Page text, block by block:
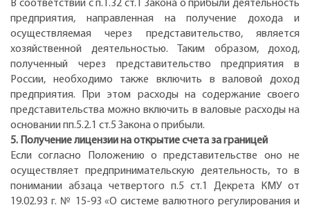
В соответствии с п.1.32 ст.1 Закона о прибыли деятельность
предприятия, направленная на получение дохода и
осуществляемая через представительство, является
хозяйственной деятельностью. Таким образом, доход,
полученный через представительство предприятия в
России, необходимо также включить в валовой доход
предприятия. При этом расходы на содержание своего
представительства можно включить в валовые расходы на
основании пп.5.2.1 ст.5 Закона о прибыли.
5. Получение лицензии на открытие счета за границей
Если согласно Положению о представительстве оно не
осуществляет предпринимательскую деятельность, то в
понимании абзаца четвертого п.5 ст.1 Декрета КМУ от
19.02.93 г. № 15-93 «О системе валютного регулирования и